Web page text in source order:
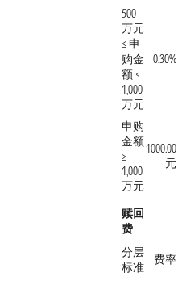
500
万元
≤ 申
购金
额 <
1,000
万元
0.30%
申购
金额
≥
1,000
万元
1000.00
元
赎回
费
分层
标准
费率